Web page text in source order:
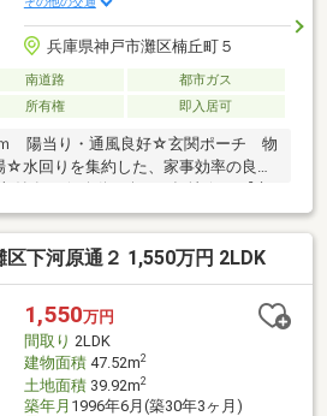
兵庫県神戸市灘区楠丘町５
南道路
都市ガス
所有権 即入居可
陽当り・通風良好☆玄関ポーチ 物
水回りを集約した、家事効率の良い
【楠丘町５丁目】バス停☆南向
ォームやリノベーションを楽しめま
歩9分◇セブンイレブン 徒歩5分◇
9分◇神戸市立鷹匠中学校 徒歩5分▼
住宅ローン無料相談会～ ネット銀
に精通した ローンアドバイザーが担
下河原通２ 1,550万円 2LDK
1,550万円
間取り 2LDK
建物面積47.52m2
土地面積39.92m2
築年月 1996年6月(築30年3ヶ月)